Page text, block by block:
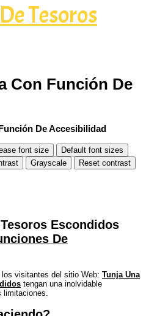
Tesoros
Con Función De
De Accesibilidad
font size
Default font sizes
Grayscale
Reset contrast
Escondidos
De
visitantes del sitio Web: Tunja Una
tengan una inolvidable